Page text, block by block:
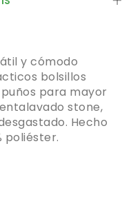
y cómodo
bolsillos
para mayor
stone,
Hecho
poliéster.